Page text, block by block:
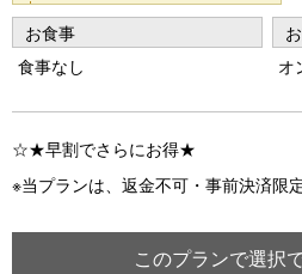
u
s
お食事
食事なし
オ
☆★早割でさらにお得★
※当プランは、返金不可・事前決済限
このプランで選択